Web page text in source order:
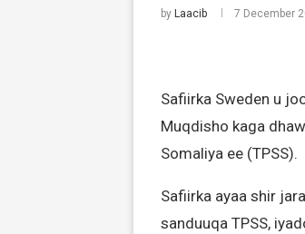
by Laacib 7 December
Safiirka Sweden u
Muqdisho kaga
Somaliya ee (TPSS).
Safiirka ayaa shir
sanduuqa TPSS,